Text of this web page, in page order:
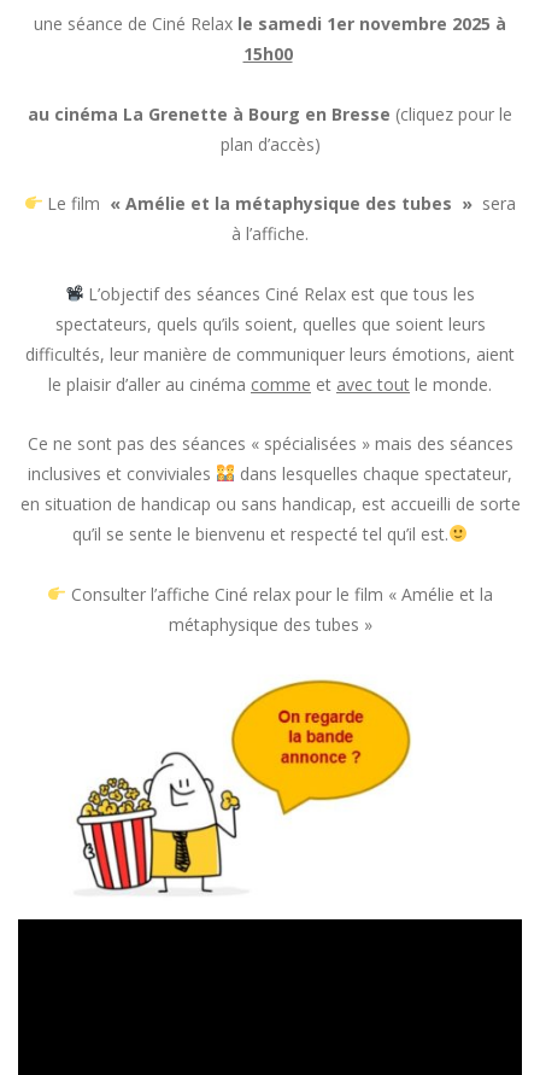
une séance de Ciné Relax le samedi 1er novembre 2025 à
15h00
au cinéma La Grenette à Bourg en Bresse (cliquez pour le
plan d’accès)
Le film « Amélie et la métaphysique des tubes » sera
à l’affiche.
L’objectif des séances Ciné Relax est que tous les
spectateurs, quels qu’ils soient, quelles que soient leurs
difficultés, leur manière de communiquer leurs émotions, aient
le plaisir d’aller au cinéma comme et avec tout le monde.
Ce ne sont pas des séances « spécialisées » mais des séances
inclusives et conviviales
dans lesquelles chaque spectateur,
en situation de handicap ou sans handicap, est accueilli de sorte
qu’il se sente le bienvenu et respecté tel qu’il est.
Consulter l’affiche Ciné relax pour le film « Amélie et la
métaphysique des tubes »